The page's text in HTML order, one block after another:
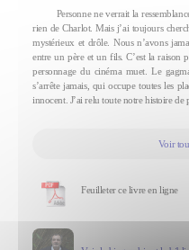
Personne ne verrait la
rien de Charlot. Mais j’ai toujours
mystérieux et drôle. Nous n’avons
entre un père et un fils. C’est la raison
personnage du cinéma muet. Le
s’arrête jamais, qui occupe toutes les
innocent. J’ai relu toute notre histoire de
Voir
Feuilleter ce livre en ligne